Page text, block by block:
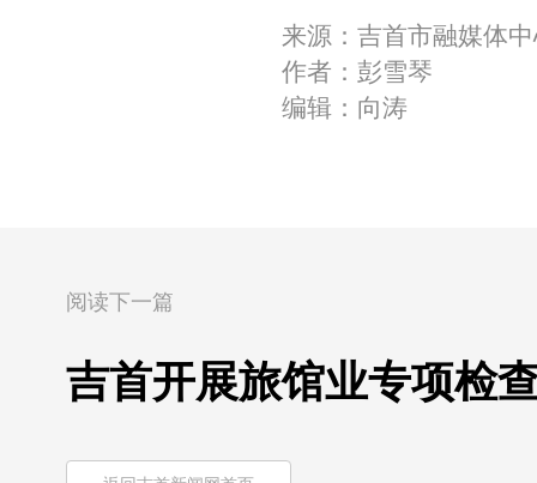
来源：吉首市融媒体
作者：彭雪琴
编辑：向涛
阅读下一篇
吉首开展旅馆业专项检